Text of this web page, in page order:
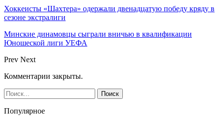
Хоккеисты «Шахтера» одержали двенадцатую победу кряду в
сезоне экстралиги
Минские динамовцы сыграли вничью в квалификации
Юношеской лиги УЕФА
Prev Next
Комментарии закрыты.
Популярное